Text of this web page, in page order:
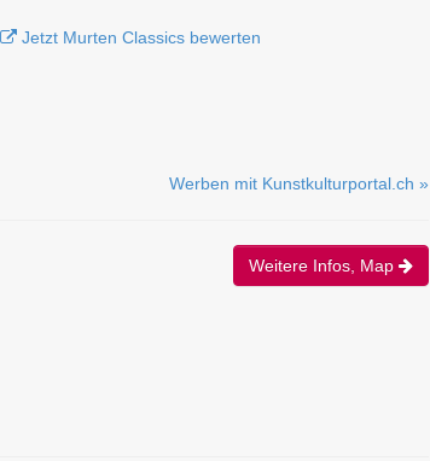
Jetzt Murten Classics bewerten
Werben mit Kunstkulturportal.ch »
Weitere Infos, Map